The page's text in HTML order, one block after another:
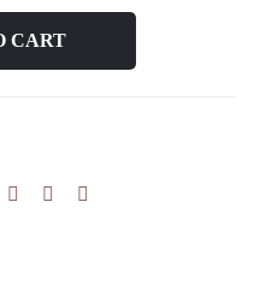
CART